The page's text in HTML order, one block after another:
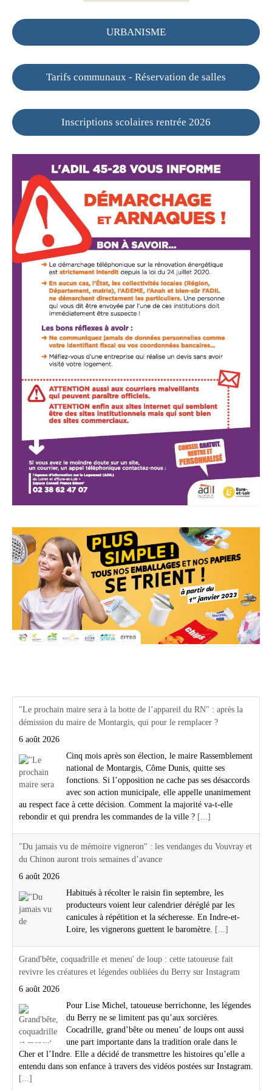
URBANISME
Tarifs communaux - Réservation de salles
Inscriptions scolaires rentrée 2026
"Le prochain maire sera à la botte de l’appareil du RN" : après la
démission du maire de Montargis, qui pour le remplacer ?
6 août 2026
Cinq mois après son élection, le maire Rassemblement
national de Montargis, Côme Dunis, quitte ses
fonctions. Si l’opposition ne cache pas ses désaccords
avec son action municipale, elle appelle unanimement
au respect face à cette décision. Comment la majorité va-t-elle
rebondir et qui prendra les commandes de la ville ? [...]
"Du jamais vu de mémoire vigneron" : les vendanges du Vouvray et
du Chinon auront trois semaines d’avance
6 août 2026
Habitués à récolter le raisin fin septembre, les
producteurs voient leur calendrier déréglé par les
canicules à répétition et la sécheresse. En Indre-et-
Loire, les vignerons guettent le baromètre. [...]
Grand'bête, coquadrille et meneu' de loup : cette tatoueuse fait
revivre les créatures et légendes oubliées du Berry sur Instagram
6 août 2026
Pour Lise Michel, tatoueuse berrichonne, les légendes
du Berry ne se limitent pas qu’aux sorcières.
Cocadrille, grand’bête ou meneu’ de loups ont aussi
une part importante dans la tradition orale dans le
Cher et l’Indre. Elle a décidé de transmettre les histoires qu’elle a
entendu dans son enfance à travers des vidéos postées sur Instagram.
[...]